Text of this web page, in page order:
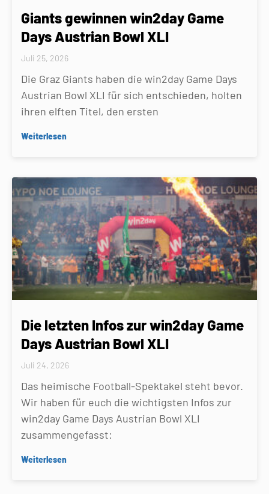
Giants gewinnen win2day Game
Days Austrian Bowl XLI
Juli 25, 2026
Die Graz Giants haben die win2day Game Days
Austrian Bowl XLI für sich entschieden, holten
ihren elften Titel, den ersten
Weiterlesen
Die letzten Infos zur win2day Game
Days Austrian Bowl XLI
Juli 24, 2026
Das heimische Football-Spektakel steht bevor.
Wir haben für euch die wichtigsten Infos zur
win2day Game Days Austrian Bowl XLI
zusammengefasst:
Weiterlesen